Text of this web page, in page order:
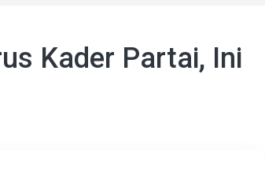
Kader Partai, Ini